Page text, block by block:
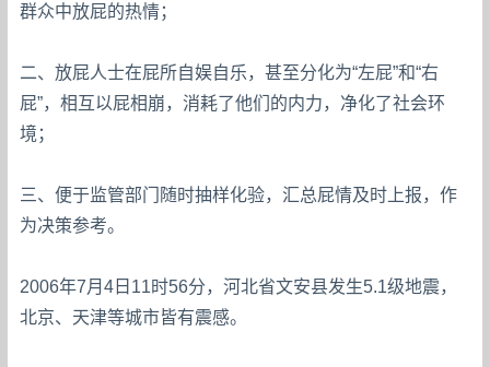
群众中放屁的热情；
二、放屁人士在屁所自娱自乐，甚至分化为“左屁”和“右
屁”，相互以屁相崩，消耗了他们的内力，净化了社会环
境；
三、便于监管部门随时抽样化验，汇总屁情及时上报，作
为决策参考。
2006年7月4日11时56分，河北省文安县发生5.1级地震，
北京、天津等城市皆有震感。